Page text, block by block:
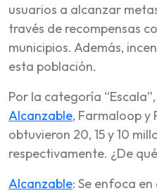
usuarios a alcanzar
través de recompensas
municipios. Además,
esta población.
Por la categoría
Alcanzable, Farmaloop y
obtuvieron 20, 15 y 10
respectivamente. ¿De
Alcanzable: Se enfoca